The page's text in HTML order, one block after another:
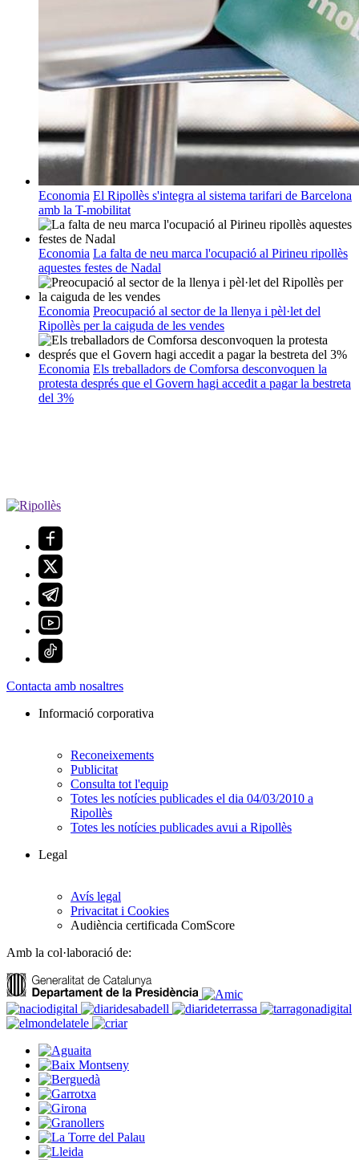
Economia El Ripollès s'integra al sistema tarifari de Barcelona
amb la T-mobilitat
Economia La falta de neu marca l'ocupació al Pirineu ripollès
aquestes festes de Nadal
Economia Preocupació al sector de la llenya i pèl·let del
Ripollès per la caiguda de les vendes
Economia Els treballadors de Comforsa desconvoquen la
protesta després que el Govern hagi accedit a pagar la bestreta
del 3%
Contacta amb nosaltres
Informació corporativa
Reconeixements
Publicitat
Consulta tot l'equip
Totes les notícies publicades el dia 04/03/2010 a
Ripollès
Totes les notícies publicades avui a Ripollès
Legal
Avís legal
Privacitat i Cookies
Audiència certificada ComScore
Amb la col·laboració de: